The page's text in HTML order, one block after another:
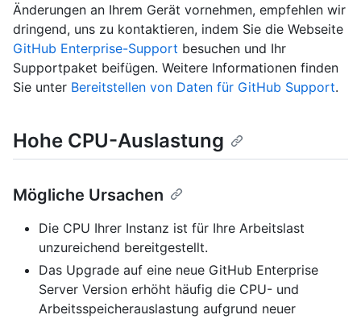
Änderungen an Ihrem Gerät vornehmen, empfehlen wir
dringend, uns zu kontaktieren, indem Sie die Webseite
GitHub Enterprise-Support besuchen und Ihr
Supportpaket beifügen. Weitere Informationen finden
Sie unter Bereitstellen von Daten für GitHub Support.
Hohe CPU-Auslastung
Mögliche Ursachen
Die CPU Ihrer Instanz ist für Ihre Arbeitslast
unzureichend bereitgestellt.
Das Upgrade auf eine neue GitHub Enterprise
Server Version erhöht häufig die CPU- und
Arbeitsspeicherauslastung aufgrund neuer